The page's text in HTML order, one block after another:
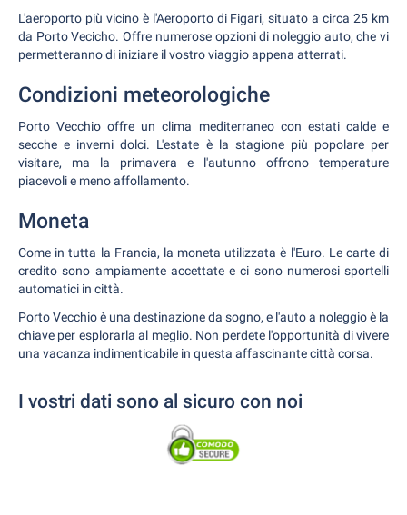
L'aeroporto più vicino è l'Aeroporto di Figari, situato a circa 25 km
da Porto Vecicho. Offre numerose opzioni di noleggio auto, che vi
permetteranno di iniziare il vostro viaggio appena atterrati.
Condizioni meteorologiche
Porto Vecchio offre un clima mediterraneo con estati calde e
secche e inverni dolci. L'estate è la stagione più popolare per
visitare, ma la primavera e l'autunno offrono temperature
piacevoli e meno affollamento.
Moneta
Come in tutta la Francia, la moneta utilizzata è l'Euro. Le carte di
credito sono ampiamente accettate e ci sono numerosi sportelli
automatici in città.
Porto Vecchio è una destinazione da sogno, e l'auto a noleggio è la
chiave per esplorarla al meglio. Non perdete l'opportunità di vivere
una vacanza indimenticabile in questa affascinante città corsa.
I vostri dati sono al sicuro con noi